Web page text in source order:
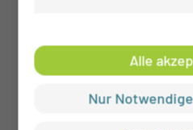
Alle
Nur